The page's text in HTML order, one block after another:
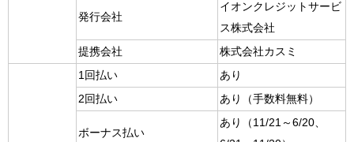
発行会社
イオンクレジットサービ
ス株式会社
提携会社
株式会社カスミ
1回払い
あり
2回払い
あり（手数料無料）
ボーナス払い
あり（11/21～6/20、